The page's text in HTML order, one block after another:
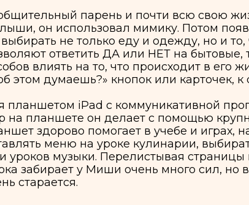
iPad с коммуникативной программой
он делает с помощью крупных
помогает в учебе и играх, на нем
меню на уроке кулинарии, выбирать
музыки. Перелистывая страницы
у Миши очень много сил, но